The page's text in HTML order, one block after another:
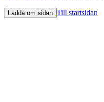
Ladda om sidan Till startsidan